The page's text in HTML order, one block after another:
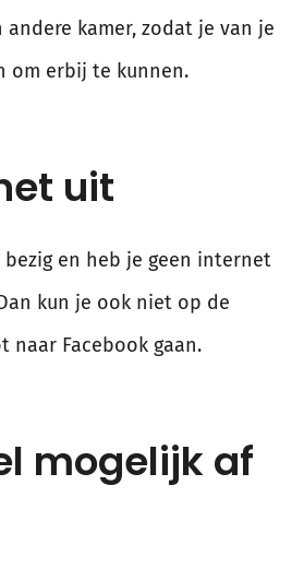
andere kamer, zodat je van je
om erbij te kunnen.
uit
en heb je geen internet
kun je ook niet op de
naar Facebook gaan.
mogelijk af